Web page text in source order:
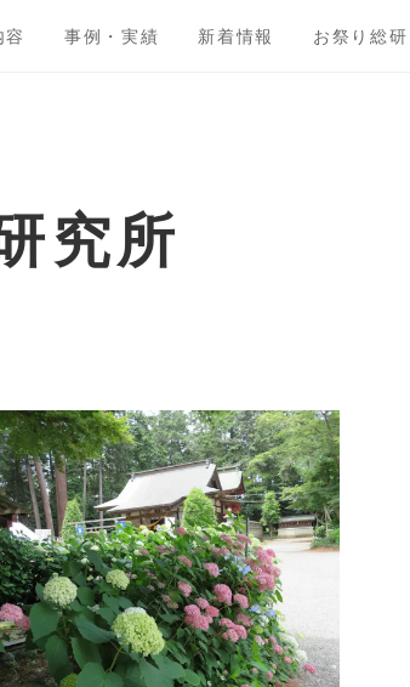
容 事例・実績 新着情報 お祭り総研
究所